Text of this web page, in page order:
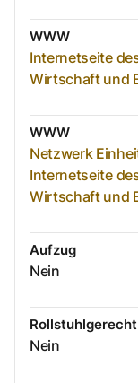
WWW
Internetseite
Wirtschaft und
WWW
Netzwerk
Internetseite
Wirtschaft und
Aufzug
Nein
Rollstuhlgerecht
Nein